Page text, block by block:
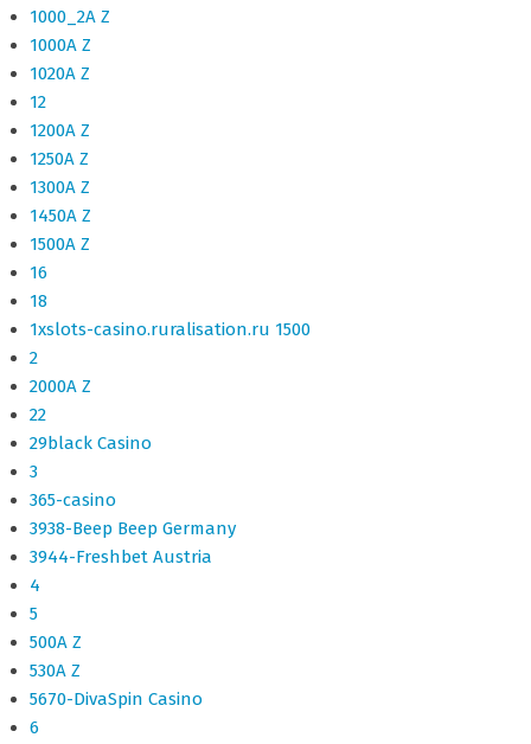
1000_2A Z
1000A Z
1020A Z
12
1200A Z
1250A Z
1300A Z
1450A Z
1500A Z
16
18
1xslots-casino.ruralisation.ru 1500
2
2000A Z
22
29black Casino
3
365-casino
3938-Beep Beep Germany
3944-Freshbet Austria
4
5
500A Z
530A Z
5670-DivaSpin Casino
6